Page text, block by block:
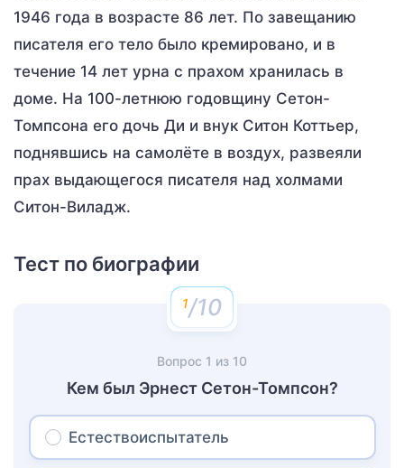
1946 года в возрасте 86 лет. По завещанию
писателя его тело было кремировано, и в
течение 14 лет урна с прахом хранилась в
доме. На 100-летнюю годовщину Сетон-
Томпсона его дочь Ди и внук Ситон Коттьер,
поднявшись на самолёте в воздух, развеяли
прах выдающегося писателя над холмами
Ситон-Виладж.
Тест по биографии
/10
Вопрос 1 из 10
Кем был Эрнест Сетон-Томпсон?
Естествоиспытатель